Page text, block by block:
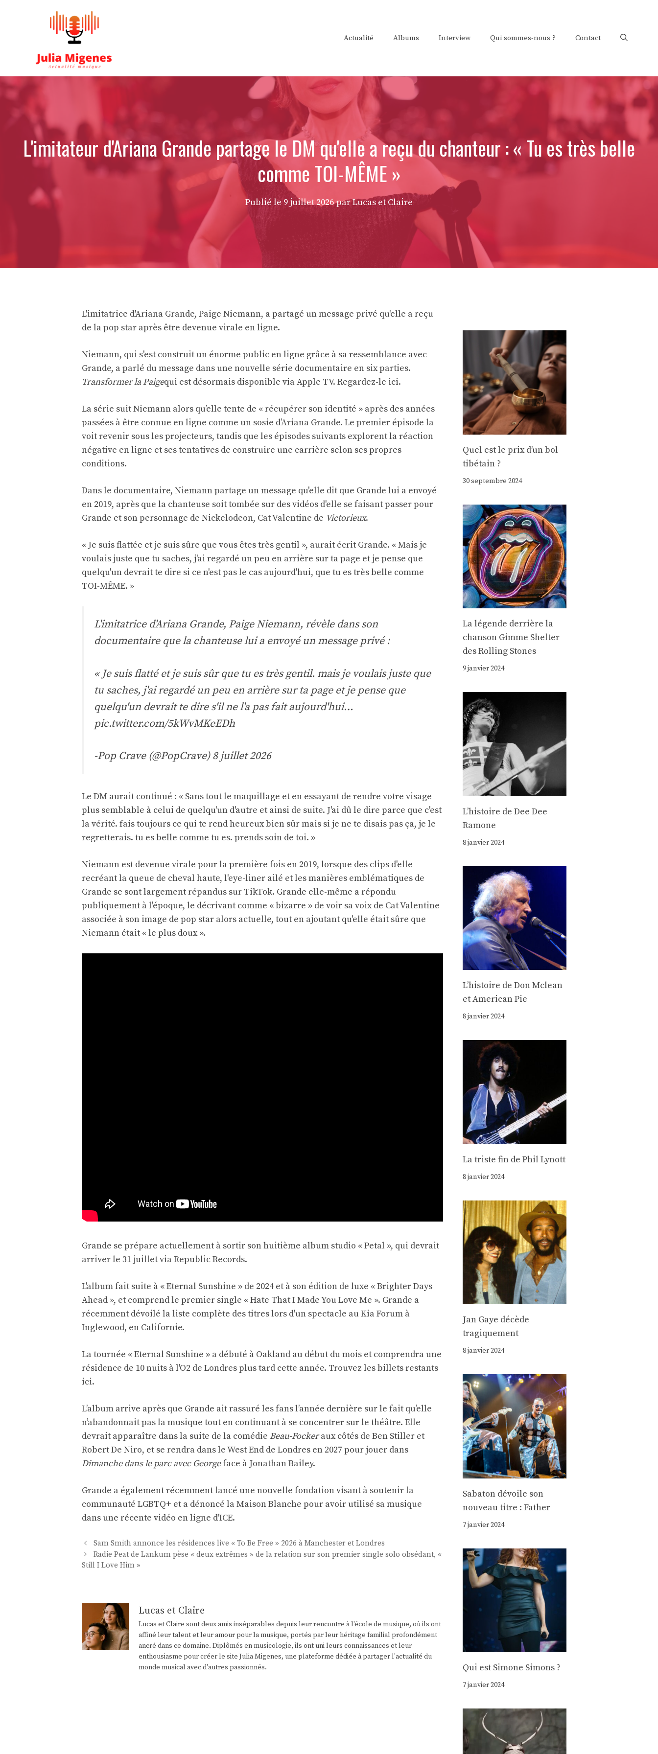
Actualité Albums Interview Qui sommes-nous ? Contact
L'imitateur d'Ariana Grande partage le DM qu'elle a reçu du chanteur : « Tu es très belle
comme TOI-MÊME »
Publié le9 juillet 2026 par Lucas et Claire
L'imitatrice d'Ariana Grande, Paige Niemann, a partagé un message privé qu'elle a reçu
de la pop star après être devenue virale en ligne.
Niemann, qui s'est construit un énorme public en ligne grâce à sa ressemblance avec
Grande, a parlé du message dans une nouvelle série documentaire en six parties.
Transformer la Paigequi est désormais disponible via Apple TV. Regardez-le ici.
La série suit Niemann alors qu’elle tente de « récupérer son identité » après des années
passées à être connue en ligne comme un sosie d’Ariana Grande. Le premier épisode la
voit revenir sous les projecteurs, tandis que les épisodes suivants explorent la réaction
négative en ligne et ses tentatives de construire une carrière selon ses propres
conditions.
Dans le documentaire, Niemann partage un message qu'elle dit que Grande lui a envoyé
en 2019, après que la chanteuse soit tombée sur des vidéos d'elle se faisant passer pour
Grande et son personnage de Nickelodeon, Cat Valentine de Victorieux.
« Je suis flattée et je suis sûre que vous êtes très gentil », aurait écrit Grande. « Mais je
voulais juste que tu saches, j'ai regardé un peu en arrière sur ta page et je pense que
quelqu'un devrait te dire si ce n'est pas le cas aujourd'hui, que tu es très belle comme
TOI-MÊME. »
L'imitatrice d'Ariana Grande, Paige Niemann, révèle dans son
documentaire que la chanteuse lui a envoyé un message privé :
« Je suis flatté et je suis sûr que tu es très gentil. mais je voulais juste que
tu saches, j'ai regardé un peu en arrière sur ta page et je pense que
quelqu'un devrait te dire s'il ne l'a pas fait aujourd'hui…
pic.twitter.com/5kWvMKeEDh
-Pop Crave (@PopCrave)8 juillet 2026
Le DM aurait continué : « Sans tout le maquillage et en essayant de rendre votre visage
plus semblable à celui de quelqu'un d'autre et ainsi de suite. J'ai dû le dire parce que c'est
la vérité. fais toujours ce qui te rend heureux bien sûr mais si je ne te disais pas ça, je le
regretterais. tu es belle comme tu es. prends soin de toi. »
Niemann est devenue virale pour la première fois en 2019, lorsque des clips d'elle
recréant la queue de cheval haute, l'eye-liner ailé et les manières emblématiques de
Grande se sont largement répandus sur TikTok. Grande elle-même a répondu
publiquement à l'époque, le décrivant comme « bizarre » de voir sa voix de Cat Valentine
associée à son image de pop star alors actuelle, tout en ajoutant qu'elle était sûre que
Niemann était « le plus doux ».
Grande se prépare actuellement à sortir son huitième album studio « Petal », qui devrait
arriver le 31 juillet via Republic Records.
L'album fait suite à « Eternal Sunshine » de 2024 et à son édition de luxe « Brighter Days
Ahead », et comprend le premier single « Hate That I Made You Love Me ». Grande a
récemment dévoilé la liste complète des titres lors d'un spectacle au Kia Forum à
Inglewood, en Californie.
La tournée « Eternal Sunshine » a débuté à Oakland au début du mois et comprendra une
résidence de 10 nuits à l'O2 de Londres plus tard cette année. Trouvez les billets restants
ici.
L’album arrive après que Grande ait rassuré les fans l’année dernière sur le fait qu’elle
n’abandonnait pas la musique tout en continuant à se concentrer sur le théâtre. Elle
devrait apparaître dans la suite de la comédie Beau-Fockeraux côtés de Ben Stiller et
Robert De Niro, et se rendra dans le West End de Londres en 2027 pour jouer dans
Dimanche dans le parc avec Georgeface à Jonathan Bailey.
Grande a également récemment lancé une nouvelle fondation visant à soutenir la
communauté LGBTQ+ et a dénoncé la Maison Blanche pour avoir utilisé sa musique
dans une récente vidéo en ligne d'ICE.
Navigation
des
articles
Sam Smith annonce les résidences live « To Be Free » 2026 à Manchester et Londres
Radie Peat de Lankum pèse « deux extrêmes » de la relation sur son premier single solo obsédant, «
Still I Love Him »
Lucas et Claire
Lucas et Claire sont deux amis inséparables depuis leur rencontre à l'école de musique, où ils ont
affiné leur talent et leur amour pour la musique, portés par leur héritage familial profondément
ancré dans ce domaine. Diplômés en musicologie, ils ont uni leurs connaissances et leur
enthousiasme pour créer le site Julia Migenes, une plateforme dédiée à partager l'actualité du
monde musical avec d'autres passionnés.
Quel est le prix d’un bol
tibétain ?
30 septembre 2024
La légende derrière la
chanson Gimme Shelter
des Rolling Stones
9 janvier 2024
Lʼhistoire de Dee Dee
Ramone
8 janvier 2024
Lʼhistoire de Don Mclean
et American Pie
8 janvier 2024
La triste fin de Phil Lynott
8 janvier 2024
Jan Gaye décède
tragiquement
8 janvier 2024
Sabaton dévoile son
nouveau titre : Father
7 janvier 2024
Qui est Simone Simons ?
7 janvier 2024